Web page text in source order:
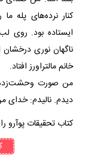
کنار نرده‌های پله
ایستاده بود. روی
ناگهان نوری
خانم مالتراورز افتاد.
من صورت وحشت‌زده
دیدم. نالیدم: خدای
کتاب تحقیقات پوآرو